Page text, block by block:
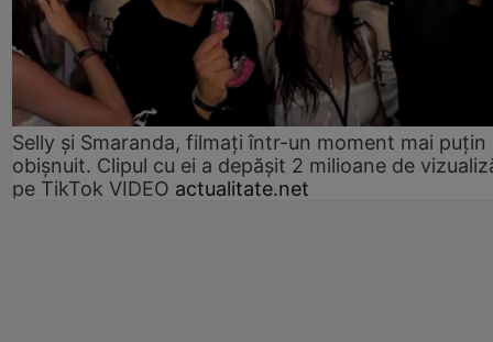
Selly și Smaranda, filmați într-un moment mai puțin
obișnuit. Clipul cu ei a depășit 2 milioane de
pe TikTok VIDEO actualitate.net